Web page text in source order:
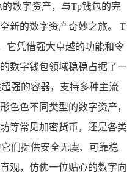
数字资产，与Tp钱包的完
新的数字资产奇妙之旅。 T
它凭借强大卓越的功能和令
数字钱包领域稳稳占据了一
强的容器，支持多种主流
色色不同类型的数字资产，
等常见加密货币，还是各类
们提供安全无虞、可靠稳
观，仿佛一位贴心的数字向